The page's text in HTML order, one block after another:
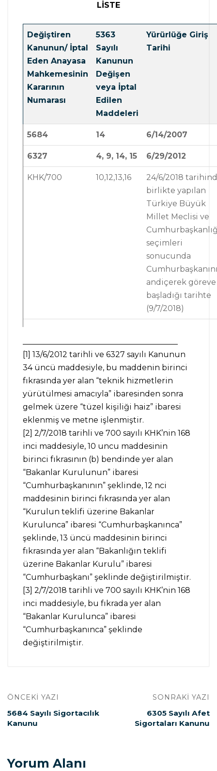
LİSTE
Değiştiren
Kanunun/ İptal
Eden Anayasa
Mahkemesinin
Kararının
Numarası
5363
Sayılı
Kanunun
Değişen
veya İptal
Edilen
Maddeleri
Yürürlüğe Giriş
Tarihi
5684 14 6/14/2007
6327 4, 9, 14, 15 6/29/2012
KHK/700 10,12,13,16
24/6/2018
birlikte yapılan
Türkiye Büyük
Millet Meclisi ve
seçimleri
sonucunda
andiçerek göreve
başladığı tarihte
(9/7/2018)
[1] 13/6/2012 tarihli ve 6327 sayılı Kanunun
34 üncü maddesiyle, bu maddenin birinci
fıkrasında yer alan “teknik hizmetlerin
yürütülmesi amacıyla” ibaresinden sonra
gelmek üzere “tüzel kişiliği haiz” ibaresi
eklenmiş ve metne işlenmiştir.
[2] 2/7/2018 tarihli ve 700 sayılı KHK’nin 168
inci maddesiyle, 10 uncu maddesinin
birinci fıkrasının (b) bendinde yer alan
“Bakanlar Kurulunun” ibaresi
“Cumhurbaşkanının” şeklinde, 12 nci
maddesinin birinci fıkrasında yer alan
“Kurulun teklifi üzerine Bakanlar
Kurulunca” ibaresi “Cumhurbaşkanınca”
şeklinde, 13 üncü maddesinin birinci
fıkrasında yer alan “Bakanlığın teklifi
üzerine Bakanlar Kurulu” ibaresi
“Cumhurbaşkanı” şeklinde değiştirilmiştir.
[3] 2/7/2018 tarihli ve 700 sayılı KHK’nin 168
inci maddesiyle, bu fıkrada yer alan
“Bakanlar Kurulunca” ibaresi
“Cumhurbaşkanınca” şeklinde
değiştirilmiştir.
ÖNCEKI YAZI
5684 Sayılı Sigortacılık
Kanunu
SONRAKI YAZI
6305 Sayılı Afet
Sigortaları Kanunu
Yorum Alanı